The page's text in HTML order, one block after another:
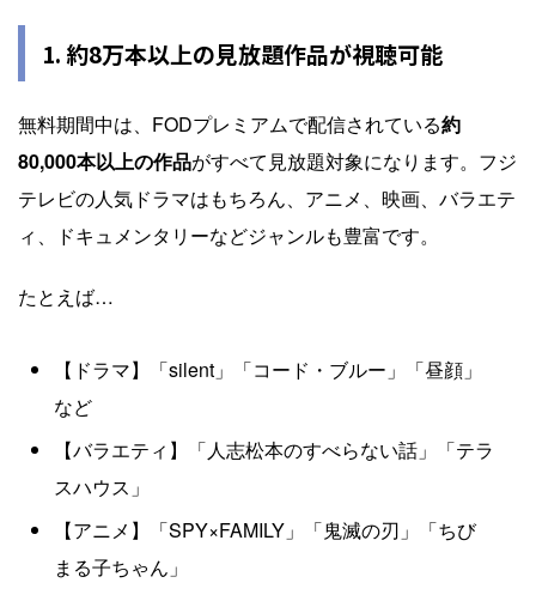
1. 約8万本以上の見放題作品が視聴可能
無料期間中は、FODプレミアムで配信されている約
80,000本以上の作品がすべて見放題対象になります。フジ
テレビの人気ドラマはもちろん、アニメ、映画、バラエテ
ィ、ドキュメンタリーなどジャンルも豊富です。
たとえば…
【ドラマ】「silent」「コード・ブルー」「昼顔」
など
【バラエティ】「人志松本のすべらない話」「テラ
スハウス」
【アニメ】「SPY×FAMILY」「鬼滅の刃」「ちび
まる子ちゃん」